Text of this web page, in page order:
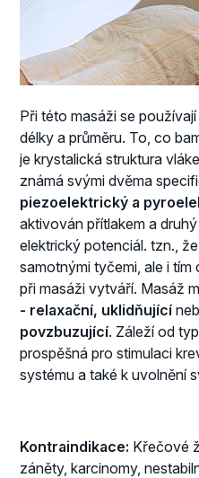
Při této masáži se
délky a průměru. To, co
je krystalická struktura
známá svými dvěma
piezoelektrický a
aktivován přítlakem a
elektrický potenciál. tzn.,
samotnými tyčemi, ale i
při masáži vytváří. Masáž
- relaxační, uklidňující
povzbuzující. Záleží od
prospěšná pro stimulaci
systému a také k uvolnění
Kontraindikace: Křečové
záněty, karcinomy,